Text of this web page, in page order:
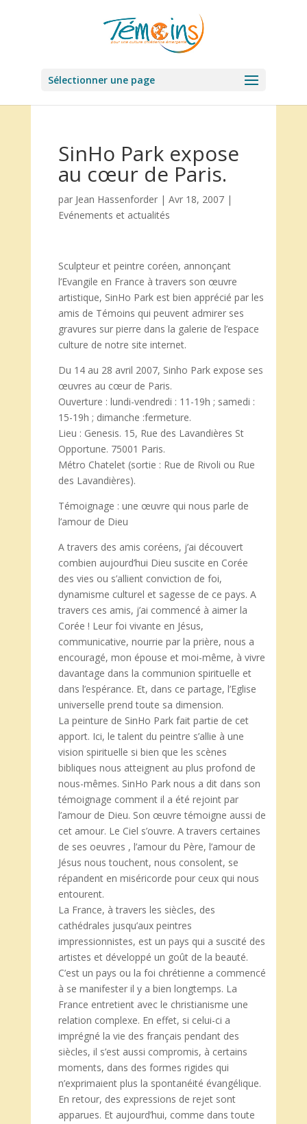
Sélectionner une page
SinHo Park expose
au cœur de Paris.
par Jean Hassenforder| Avr 18, 2007|
Evénements et actualités
Sculpteur et peintre coréen, annonçant
l’Evangile en France à travers son œuvre
artistique, SinHo Park est bien apprécié par les
amis de Témoins qui peuvent admirer ses
gravures sur pierre dans la galerie de l’espace
culture de notre site internet.
Du 14 au 28 avril 2007, Sinho Park expose ses
œuvres au cœur de Paris.
Ouverture : lundi-vendredi : 11-19h ; samedi :
15-19h ; dimanche :fermeture.
Lieu : Genesis. 15, Rue des Lavandières St
Opportune. 75001 Paris.
Métro Chatelet (sortie : Rue de Rivoli ou Rue
des Lavandières).
Témoignage : une œuvre qui nous parle de
l’amour de Dieu
A travers des amis coréens, j’ai découvert
combien aujourd’hui Dieu suscite en Corée
des vies ou s’allient conviction de foi,
dynamisme culturel et sagesse de ce pays. A
travers ces amis, j’ai commencé à aimer la
Corée ! Leur foi vivante en Jésus,
communicative, nourrie par la prière, nous a
encouragé, mon épouse et moi-même, à vivre
davantage dans la communion spirituelle et
dans l’espérance. Et, dans ce partage, l’Eglise
universelle prend toute sa dimension.
La peinture de SinHo Park fait partie de cet
apport. Ici, le talent du peintre s’allie à une
vision spirituelle si bien que les scènes
bibliques nous atteignent au plus profond de
nous-mêmes. SinHo Park nous a dit dans son
témoignage comment il a été rejoint par
l’amour de Dieu. Son œuvre témoigne aussi de
cet amour. Le Ciel s’ouvre. A travers certaines
de ses oeuvres , l’amour du Père, l’amour de
Jésus nous touchent, nous consolent, se
répandent en miséricorde pour ceux qui nous
entourent.
La France, à travers les siècles, des
cathédrales jusqu’aux peintres
impressionnistes, est un pays qui a suscité des
artistes et développé un goût de la beauté.
C’est un pays ou la foi chrétienne a commencé
à se manifester il y a bien longtemps. La
France entretient avec le christianisme une
relation complexe. En effet, si celui-ci a
imprégné la vie des français pendant des
siècles, il s’est aussi compromis, à certains
moments, dans des formes rigides qui
n’exprimaient plus la spontanéité évangélique.
En retour, des expressions de rejet sont
apparues. Et aujourd’hui, comme dans toute